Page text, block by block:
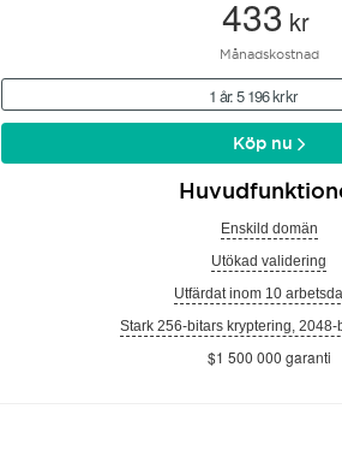
433 kr
Månadskostnad
1 år: 5 196 kr kr
Köp nu
Enskild domän
Utökad validering
Utfärdat inom 10
Stark 256-bitars kryptering, 2048-
$1 500 000 garanti